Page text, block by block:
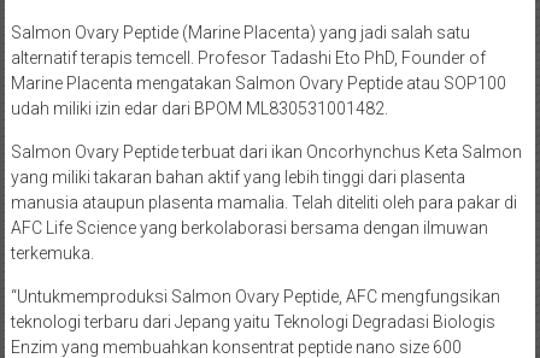
Salmon Ovary Peptide (Marine Placenta) yang jadi salah satu
alternatif terapis temcell. Profesor Tadashi Eto PhD, Founder of
Marine Placenta mengatakan Salmon Ovary Peptide atau SOP100
udah miliki izin edar dari BPOM ML830531001482.
Salmon Ovary Peptide terbuat dari ikan Oncorhynchus Keta Salmon
yang miliki takaran bahan aktif yang lebih tinggi dari plasenta
manusia ataupun plasenta mamalia. Telah diteliti oleh para pakar di
AFC Life Science yang berkolaborasi bersama dengan ilmuwan
terkemuka.
“Untukmemproduksi Salmon Ovary Peptide, AFC mengfungsikan
teknologi terbaru dari Jepang yaitu Teknologi Degradasi Biologis
Enzim yang membuahkan konsentrat peptide nano size 600